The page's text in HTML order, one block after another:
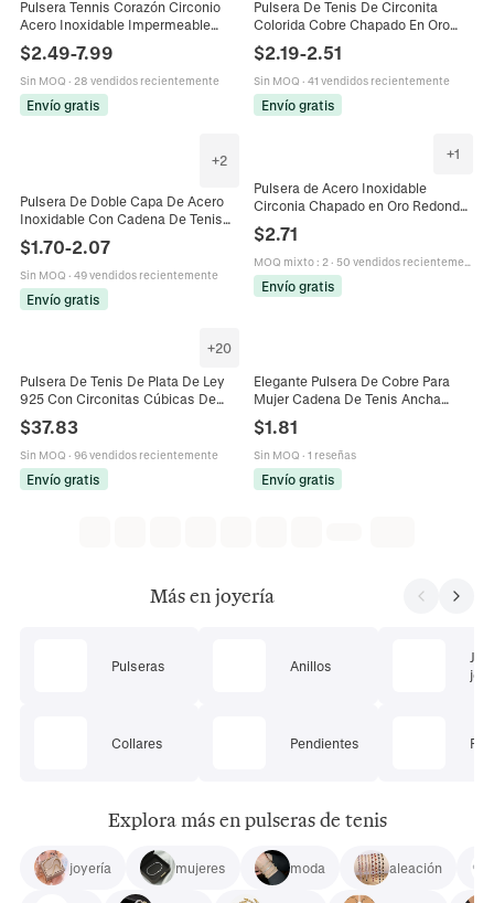
Pulsera Tennis Corazón Circonio
Acero Inoxidable Impermeable
Hipoalergénico Joyería De Moda
Lujo Mujeres
$2.49-7.99
Sin MOQ · 28 vendidos recientemente
Envío gratis
Pulsera De Tenis De Circonita
Colorida Cobre Chapado En Oro
Rectángulo Redondo Joyería Para
Mujeres
$2.19-2.51
Sin MOQ · 41 vendidos recientemente
Envío gratis
+2
Pulsera De Doble Capa De Acero
Inoxidable Con Cadena De Tenis
Cruz Elegante
$1.70-2.07
Sin MOQ · 49 vendidos recientemente
Envío gratis
+1
Pulsera de Acero Inoxidable
Circonia Chapado en Oro Redondo
Pulsera Mujer Boda Joyería
Ajustable
$2.71
MOQ mixto: 2· 50 vendidos recientemente
Envío gratis
+20
Pulsera De Tenis De Plata De Ley
925 Con Circonitas Cúbicas De
Una Sola Fila Joyas De Moda
Elegantes Para Mujer
$37.83
Sin MOQ · 96 vendidos recientemente
Envío gratis
Elegante Pulsera De Cobre Para
Mujer Cadena De Tenis Ancha
Brillante Lujo Cristal Incrustado
Joyería Regalo Accesorio
$1.81
Sin MOQ · 1 reseñas
Envío gratis
Más en joyería
Pulseras
Collares
Anillos
Pendientes
Explora más en pulseras de tenis
joyería mujeres moda aleación